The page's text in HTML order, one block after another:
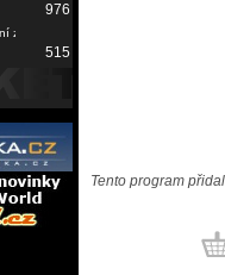
Tento program
976
515